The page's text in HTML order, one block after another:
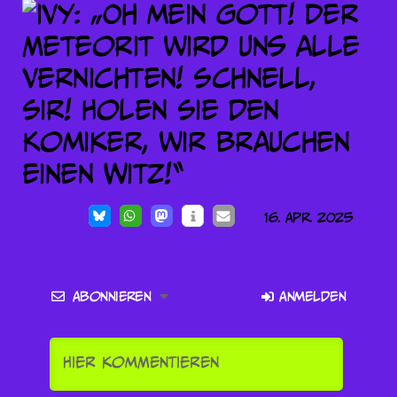
16. Apr. 2025
Abonnieren Anmelden